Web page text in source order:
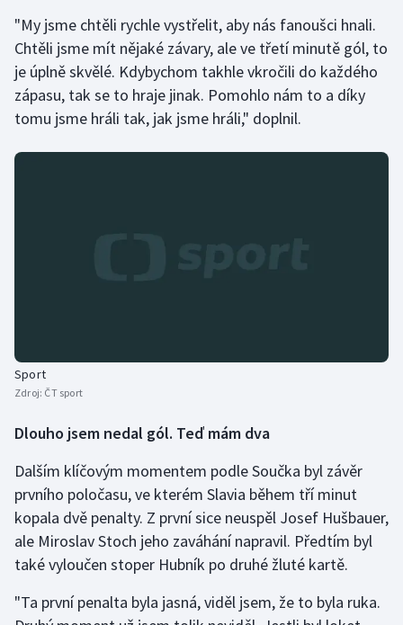
Krasobruslení
Lezení
Lyže a snowboard
Plážový volejbal
Rychlobruslení
Rychlostní kanoistika
Short track
Sportovní střelba
"My jsme chtěli rychle vystřelit, aby nás fanoušci hnali.
Chtěli jsme mít nějaké závary, ale ve třetí minutě gól, to
je úplně skvělé. Kdybychom takhle vkročili do každého
zápasu, tak se to hraje jinak. Pomohlo nám to a díky
tomu jsme hráli tak, jak jsme hráli," doplnil.
Sport
Zdroj: ČT sport
Dlouho jsem nedal gól. Teď mám dva
Dalším klíčovým momentem podle Součka byl závěr
prvního poločasu, ve kterém Slavia během tří minut
kopala dvě penalty. Z první sice neuspěl Josef Hušbauer,
ale Miroslav Stoch jeho zaváhání napravil. Předtím byl
také vyloučen stoper Hubník po druhé žluté kartě.
"Ta první penalta byla jasná, viděl jsem, že to byla ruka.